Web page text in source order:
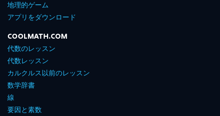
地理的ゲーム
アプリをダウンロード
COOLMATH.COM
代数のレッスン
代数レッスン
カルクルス以前のレッスン
数学辞書
線
要因と素数